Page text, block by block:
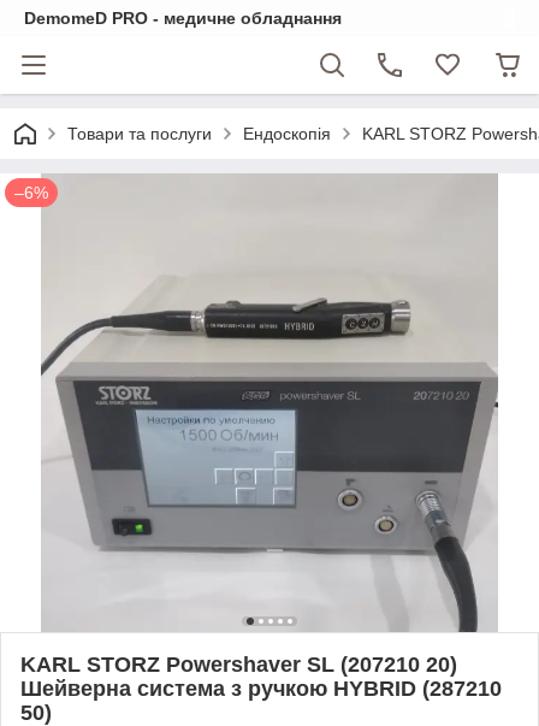
DemomeD PRO - медичне обладнання
Товари та послуги Ендоскопія KARL STORZ
–6%
KARL STORZ Powershaver SL (207210 20)
Шейверна система з ручкою HYBRID (287210
50)